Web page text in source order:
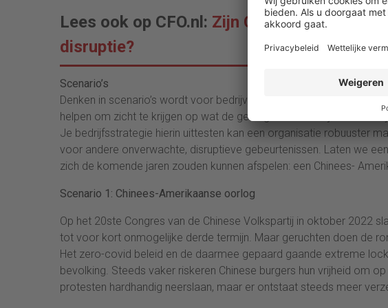
Lees ook op CFO.nl: Zijn CFO’s goed
disruptie?
Scenario’s
Denken in scenario’s wordt voor bedrijven die opereren in een
helpen om zicht te krijgen op wat de gevolgen kunnen zijn van een
Je bedrijfsstrategie hierin uittesten kan een organisatie robuuster
voor andere onverwachte, disruptieve gebeurtenissen. Laten we
zich de komende jaren zouden kunnen afspelen: een Chinees-
Scenario 1: Chinees-Amerikaanse oorlog
Op het 20ste Congres van de Chinese Volkspartij in oktober 2022
tot voor kort onmogelijke derde termijn. Maar geruchten doen de
Het zero-covid beleid en de daarmee gepaard gaande extreme
bevolking. Steeds vaker riskeren Chinese burgers hun vrijheid om
protesten hardhandig neerslaan, maar er ontstaat steeds meer